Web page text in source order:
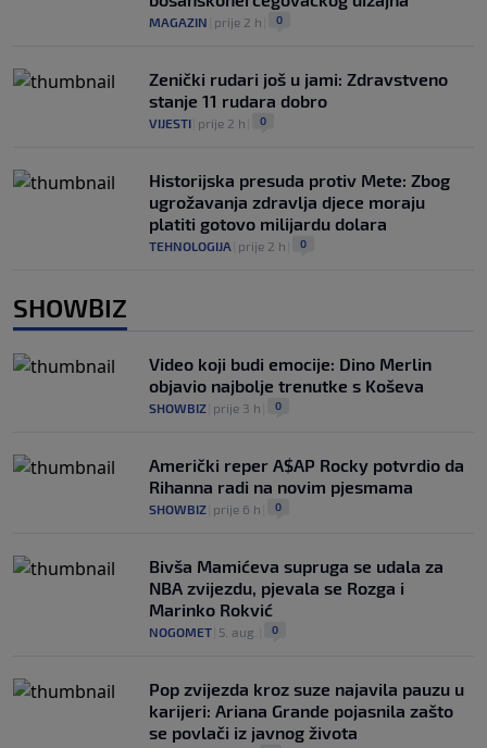
MAGAZIN prije 2 h 0
Zenički rudari još u jami: Zdravstveno
stanje 11 rudara dobro
VIJESTI prije 2 h 0
Historijska presuda protiv Mete: Zbog
ugrožavanja zdravlja djece moraju
platiti gotovo milijardu dolara
TEHNOLOGIJA prije 2 h 0
SHOWBIZ
Video koji budi emocije: Dino Merlin
objavio najbolje trenutke s Koševa
SHOWBIZ prije 3 h 0
Američki reper A$AP Rocky potvrdio da
Rihanna radi na novim pjesmama
SHOWBIZ prije 6 h 0
Bivša Mamićeva supruga se udala za
NBA zvijezdu, pjevala se Rozga i
Marinko Rokvić
NOGOMET 5. aug. 0
Pop zvijezda kroz suze najavila pauzu u
karijeri: Ariana Grande pojasnila zašto
se povlači iz javnog života